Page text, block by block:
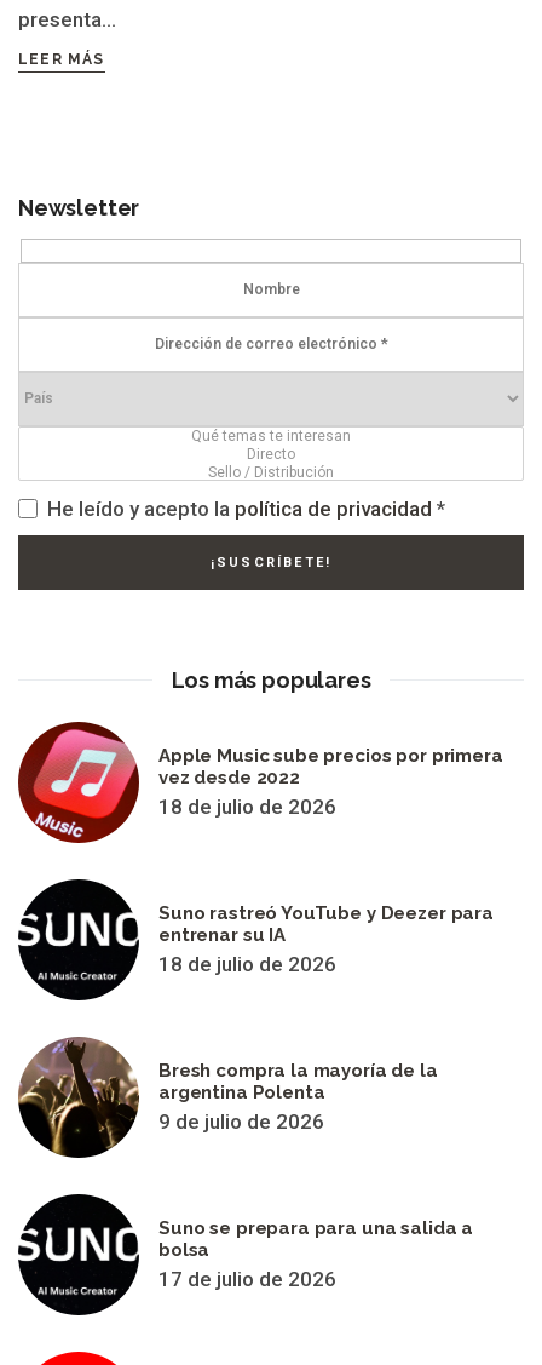
presenta...
LEER MÁS
Newsletter
He leído y acepto la política de privacidad *
Los más populares
Apple Music sube precios por primera
vez desde 2022
18 de julio de 2026
Suno rastreó YouTube y Deezer para
entrenar su IA
18 de julio de 2026
Bresh compra la mayoría de la
argentina Polenta
9 de julio de 2026
Suno se prepara para una salida a
bolsa
17 de julio de 2026